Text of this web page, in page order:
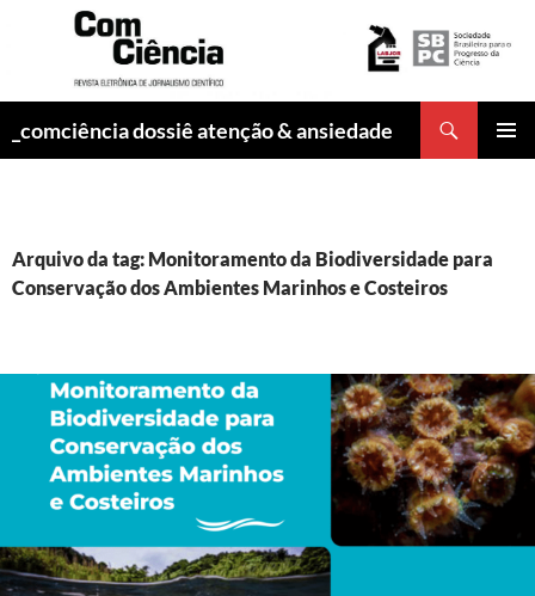
_comciência dossiê atenção & ansiedade
Arquivo da tag: Monitoramento da Biodiversidade para
Conservação dos Ambientes Marinhos e Costeiros